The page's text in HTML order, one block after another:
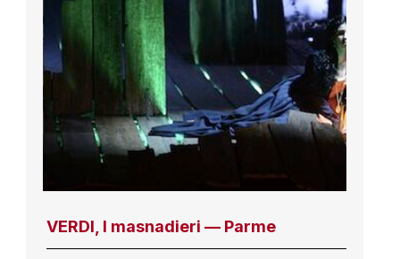
VERDI, I masnadieri — Parme